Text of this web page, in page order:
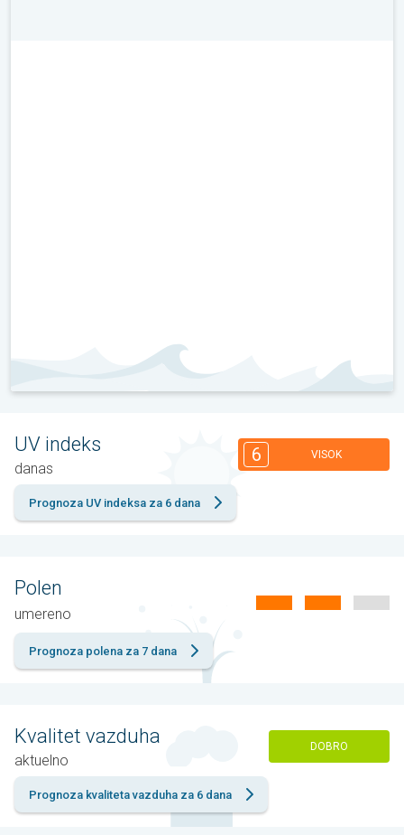
UV indeks
danas
6 VISOK
Prognoza UV indeksa za 6 dana
Polen
umereno
Prognoza polena za 7 dana
Kvalitet vazduha
aktuelno
DOBRO
Prognoza kvaliteta vazduha za 6 dana